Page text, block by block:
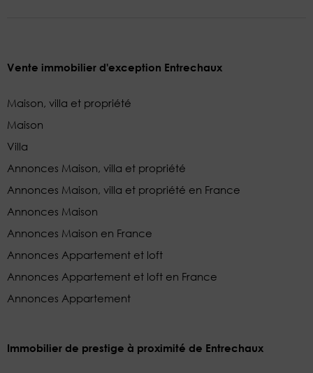
Vente immobilier d'exception Entrechaux
Maison, villa et propriété
Maison
Villa
Annonces Maison, villa et propriété
Annonces Maison, villa et propriété en France
Annonces Maison
Annonces Maison en France
Annonces Appartement et loft
Annonces Appartement et loft en France
Annonces Appartement
Immobilier de prestige à proximité de Entrechaux